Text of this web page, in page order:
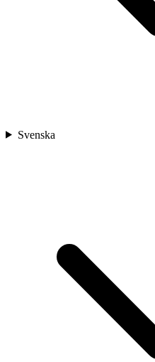
Svenska